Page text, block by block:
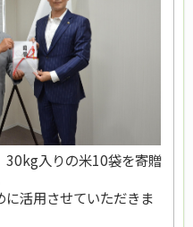
30kg入りの米10袋を寄贈
活用させていただきま